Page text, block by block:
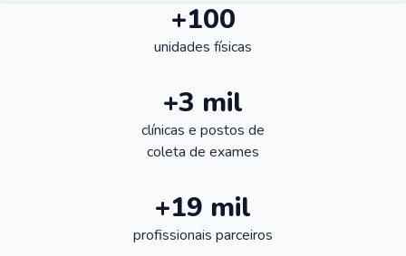
+100
unidades físicas
+3 mil
clínicas e postos de
coleta de exames
+19 mil
profissionais parceiros